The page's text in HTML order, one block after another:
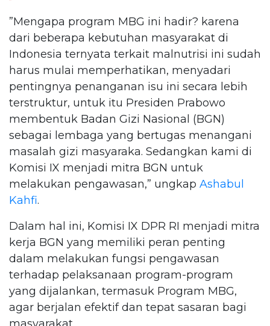
”Mengapa program MBG ini hadir? karena
dari beberapa kebutuhan masyarakat di
Indonesia ternyata terkait malnutrisi ini sudah
harus mulai memperhatikan, menyadari
pentingnya penanganan isu ini secara lebih
terstruktur, untuk itu Presiden Prabowo
membentuk Badan Gizi Nasional (BGN)
sebagai lembaga yang bertugas menangani
masalah gizi masyaraka. Sedangkan kami di
Komisi IX menjadi mitra BGN untuk
melakukan pengawasan,” ungkap Ashabul
Kahfi.
Dalam hal ini, Komisi IX DPR RI menjadi mitra
kerja BGN yang memiliki peran penting
dalam melakukan fungsi pengawasan
terhadap pelaksanaan program-program
yang dijalankan, termasuk Program MBG,
agar berjalan efektif dan tepat sasaran bagi